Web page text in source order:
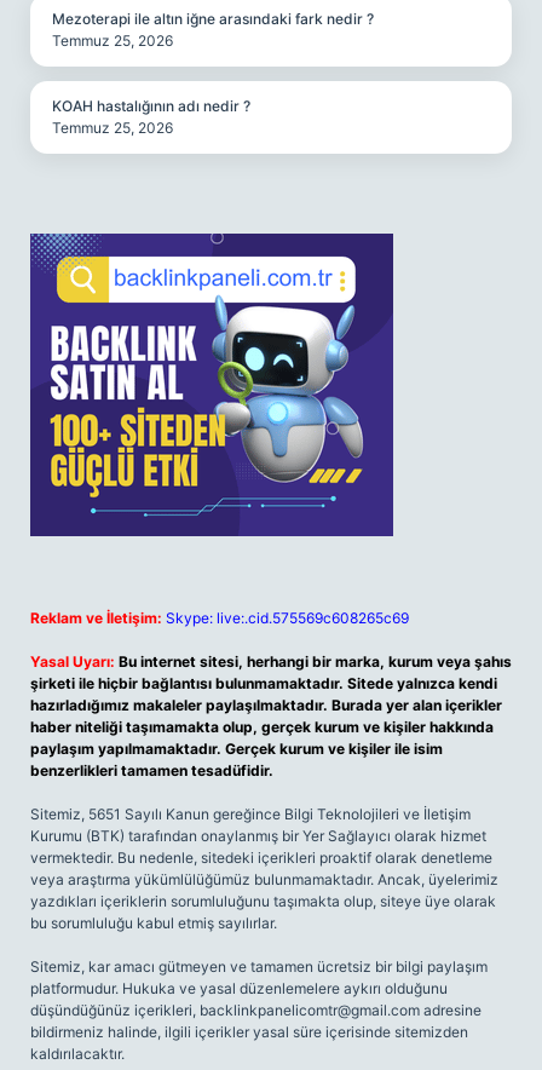
Mezoterapi ile altın iğne arasındaki fark nedir ?
Temmuz 25, 2026
KOAH hastalığının adı nedir ?
Temmuz 25, 2026
Reklam ve İletişim: Skype: live:.cid.575569c608265c69
Yasal Uyarı: Bu internet sitesi, herhangi bir marka, kurum veya şahıs
şirketi ile hiçbir bağlantısı bulunmamaktadır. Sitede yalnızca kendi
hazırladığımız makaleler paylaşılmaktadır. Burada yer alan içerikler
haber niteliği taşımamakta olup, gerçek kurum ve kişiler hakkında
paylaşım yapılmamaktadır. Gerçek kurum ve kişiler ile isim
benzerlikleri tamamen tesadüfidir.
Sitemiz, 5651 Sayılı Kanun gereğince Bilgi Teknolojileri ve İletişim
Kurumu (BTK) tarafından onaylanmış bir Yer Sağlayıcı olarak hizmet
vermektedir. Bu nedenle, sitedeki içerikleri proaktif olarak denetleme
veya araştırma yükümlülüğümüz bulunmamaktadır. Ancak, üyelerimiz
yazdıkları içeriklerin sorumluluğunu taşımakta olup, siteye üye olarak
bu sorumluluğu kabul etmiş sayılırlar.
Sitemiz, kar amacı gütmeyen ve tamamen ücretsiz bir bilgi paylaşım
platformudur. Hukuka ve yasal düzenlemelere aykırı olduğunu
düşündüğünüz içerikleri, backlinkpanelicomtr@gmail.com adresine
bildirmeniz halinde, ilgili içerikler yasal süre içerisinde sitemizden
kaldırılacaktır.